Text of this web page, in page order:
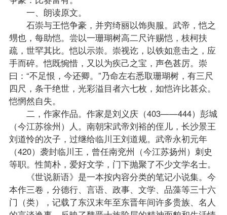
一、朗读原文。
石崇与王恺争豪，并穷绮丽以饰舆服。武帝，恺之
甥也，每助恺。尝以一珊瑚树高二尺许赐恺，枝柯扶
疏，世罕其比。恺以示崇。崇视讫，以铁如意击之，应
手而碎。恺既惋惜，又以为疾己之宝，声色甚厉。崇
曰：“不足恨，今还卿。”乃命左右悉取珊瑚树，有三尺
四尺，条干绝世，光彩溢目者六七枚，如恺许比甚众。
恺惘然自失。
二，作家作品。作家是刘义庆（403——444）彭城
（今江苏徐州）人。南朝宋武帝刘裕的侄儿，长沙景王
刘道怜的次子，过继给临川王刘道规。武帝永初元年
（420）袭封临川王，曾任南兖州（今江苏扬州）刺史
等职。性简朴，爱好文学，门下抛聚了不少文学名士。
《世说新语》是一本按内容分类的笔记小说集。今
本作三卷，分德行、言语、政事、文学、品藻等三十六
门（类），记载了东汉末年至东晋年间许多贵族、名人